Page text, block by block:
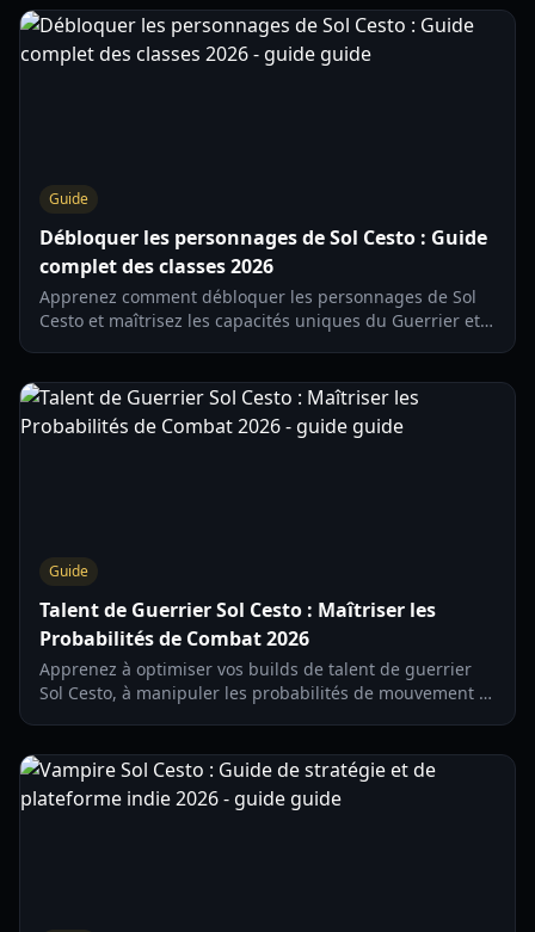
Guide
Débloquer les personnages de Sol Cesto : Guide
complet des classes 2026
Apprenez comment débloquer les personnages de Sol
Cesto et maîtrisez les capacités uniques du Guerrier et
Guide
Talent de Guerrier Sol Cesto : Maîtriser les
Probabilités de Combat 2026
Apprenez à optimiser vos builds de talent de guerrier
Sol Cesto, à manipuler les probabilités de mouvement et